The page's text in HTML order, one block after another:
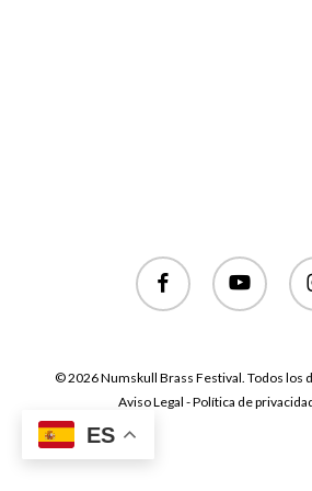
facebook youtube
© 2026 Numskull Brass Festival. Todos los
Aviso Legal - Política de
ES